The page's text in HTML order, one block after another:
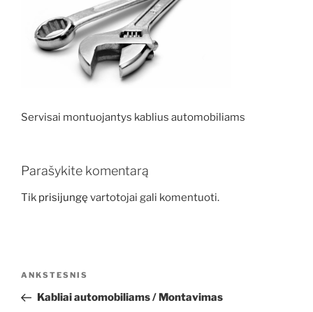
Servisai montuojantys kablius automobiliams
Parašykite komentarą
Tik prisijungę vartotojai gali komentuoti.
Navigacija
įrašų
Ankstesnis
įrašas
ANKSTESNIS
Kabliai automobiliams / Montavimas